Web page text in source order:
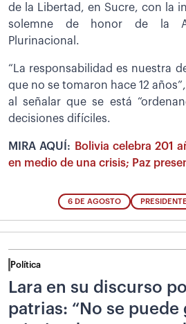
de la Libertad, en Sucre, con la
solemne de honor de la
Plurinacional.
“La responsabilidad es nuestra
que no se tomaron hace 12
al señalar que se está
decisiones difíciles.
MIRA AQUÍ:
Bolivia celebra 201
en medio de una crisis; Paz
6 DE AGOSTO
Política
Lara en su discurso
patrias: “No se puede